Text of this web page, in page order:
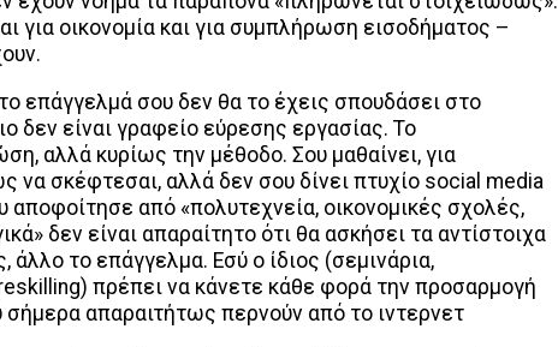
για οικονομία και για συμπλήρωση εισοδήματος –
επάγγελμά σου δεν θα το έχεις σπουδάσει στο
δεν είναι γραφείο εύρεσης εργασίας. Το
αλλά κυρίως την μέθοδο. Σου μαθαίνει, για
να σκέφτεσαι, αλλά δεν σου δίνει πτυχίο social media
από «πολυτεχνεία, οικονομικές σχολές,
δεν είναι απαραίτητο ότι θα ασκήσει τα αντίστοιχα
το επάγγελμα. Εσύ ο ίδιος (σεμινάρια,
πρέπει να κάνετε κάθε φορά την προσαρμογή
απαραιτήτως περνούν από το ιντερνετ